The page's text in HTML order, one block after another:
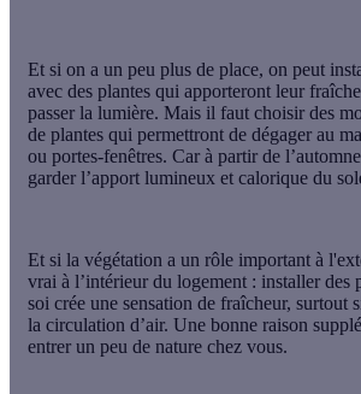
Et si on a un peu plus de place, on peut
avec des plantes qui apporteront leur
passer la lumière. Mais il faut choisir des
de plantes qui permettront de dégager au
ou portes-fenêtres. Car à partir de
garder l’apport lumineux et calorique du
Et si la végétation a un rôle important à
vrai à l’intérieur du logement : installer des
soi crée une sensation de fraîcheur, surtout
la circulation d’air. Une bonne raison
entrer un peu de nature chez vous.